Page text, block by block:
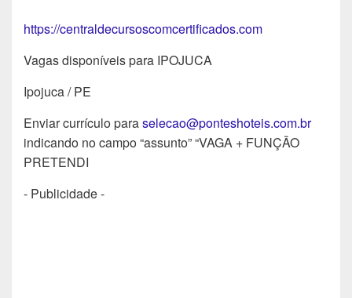
https://centraldecursoscomcertificados.com
Vagas disponíveis para IPOJUCA
Ipojuca / PE
Enviar currículo paraselecao@ponteshoteis.com.br
indicando no campo “assunto” “VAGA + FUNÇÃO
PRETENDI
- Publicidade -